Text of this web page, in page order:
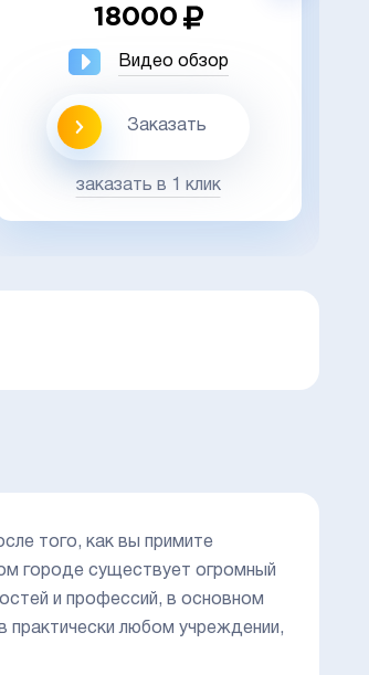
18000
Видео обзор
Заказать
заказать в 1 клик
того, как вы примите
городе существует огромный
и профессий, в основном
практически любом учреждении,